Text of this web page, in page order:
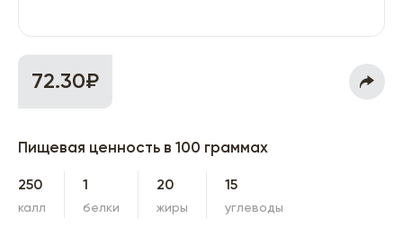
72.30₽
Пищевая ценность в 100 граммах
250
калл
1
белки
20
жиры
15
углеводы